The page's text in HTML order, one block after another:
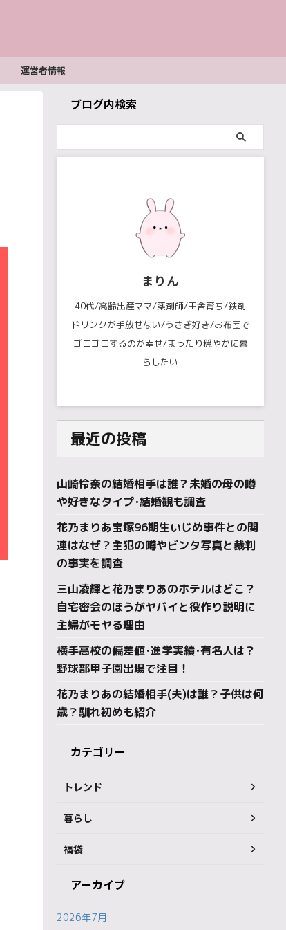
運営者情報
ブログ内検索
まりん
40代/高齢出産ママ/薬剤師/田舎育ち/鉄剤
ドリンクが手放せない/うさぎ好き/お布団で
ゴロゴロするのが幸せ/まったり穏やかに暮
らしたい
最近の投稿
山崎怜奈の結婚相手は誰？未婚の母の噂
や好きなタイプ･結婚観も調査
花乃まりあ宝塚96期生いじめ事件との関
連はなぜ？主犯の噂やビンタ写真と裁判
の事実を調査
三山凌輝と花乃まりあのホテルはどこ？
自宅密会のほうがヤバイと役作り説明に
主婦がモヤる理由
横手高校の偏差値･進学実績･有名人は？
野球部甲子園出場で注目！
花乃まりあの結婚相手(夫)は誰？子供は何
歳？馴れ初めも紹介
カテゴリー
トレンド
暮らし
福袋
アーカイブ
2026年7月